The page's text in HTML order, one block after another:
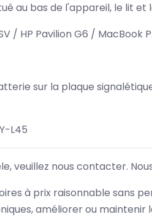
au bas de l'appareil, le lit et
/ HP Pavilion G6 / MacBook
sur la plaque
L45
veuillez nous contacter.
à prix raisonnable sans
améliorer ou